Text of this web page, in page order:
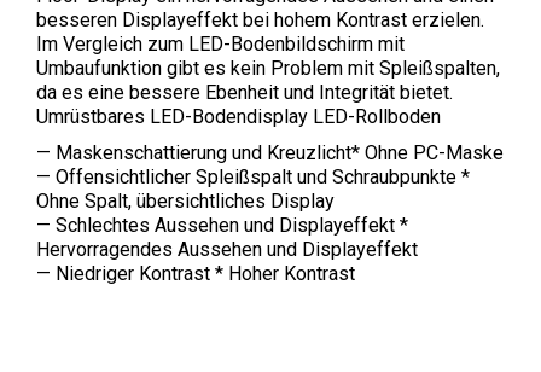
besseren Displayeffekt bei hohem Kontrast erzielen.
Im Vergleich zum LED-Bodenbildschirm mit
Umbaufunktion gibt es kein Problem mit Spleißspalten,
da es eine bessere Ebenheit und Integrität bietet.
Umrüstbares LED-Bodendisplay LED-Rollboden
— Maskenschattierung und Kreuzlicht* Ohne PC-Maske
— Offensichtlicher Spleißspalt und Schraubpunkte *
Ohne Spalt, übersichtliches Display
— Schlechtes Aussehen und Displayeffekt *
Hervorragendes Aussehen und Displayeffekt
— Niedriger Kontrast * Hoher Kontrast